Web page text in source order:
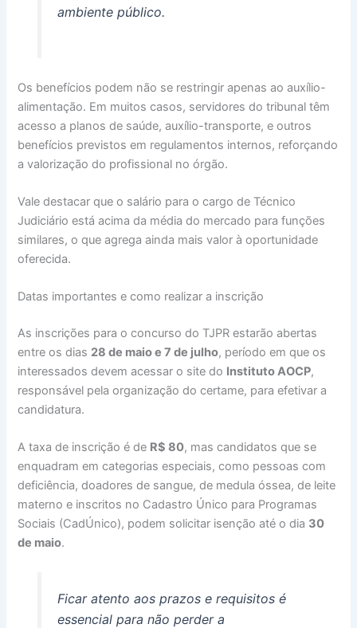
ambiente público.
Os benefícios podem não se restringir apenas ao auxílio-
alimentação. Em muitos casos, servidores do tribunal têm
acesso a planos de saúde, auxílio-transporte, e outros
benefícios previstos em regulamentos internos, reforçando
a valorização do profissional no órgão.
Vale destacar que o salário para o cargo de Técnico
Judiciário está acima da média do mercado para funções
similares, o que agrega ainda mais valor à oportunidade
oferecida.
Datas importantes e como realizar a inscrição
As inscrições para o concurso do TJPR estarão abertas
entre os dias 28 de maio e 7 de julho, período em que os
interessados devem acessar o site do Instituto AOCP,
responsável pela organização do certame, para efetivar a
candidatura.
A taxa de inscrição é de R$ 80, mas candidatos que se
enquadram em categorias especiais, como pessoas com
deficiência, doadores de sangue, de medula óssea, de leite
materno e inscritos no Cadastro Único para Programas
Sociais (CadÚnico), podem solicitar isenção até o dia 30
de maio.
Ficar atento aos prazos e requisitos é
essencial para não perder a